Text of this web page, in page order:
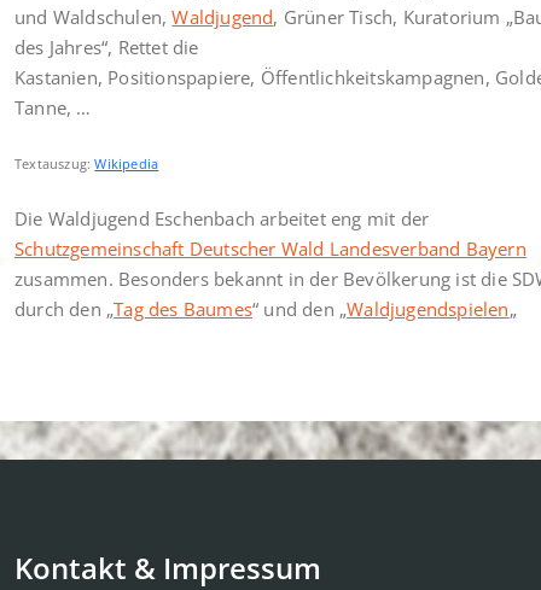
und Waldschulen,Waldjugend, Grüner Tisch, Kuratorium
des Jahres“, Rettet die
Kastanien, Positionspapiere, Öffentlichkeitskampagnen,
Tanne, …
Textauszug:Wikipedia
Die Waldjugend Eschenbach arbeitet eng mit der
Schutzgemeinschaft Deutscher Wald Landesverband Bayern
zusammen. Besonders bekannt in der Bevölkerung ist die
durch den „Tag des Baumes“ und den „Waldjugendspielen„
Kontakt & Impressum